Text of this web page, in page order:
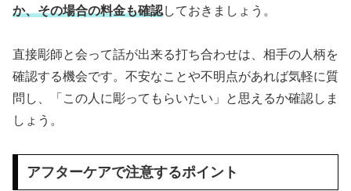
か、その場合の料金も確認しておきましょう。
直接彫師と会って話が出来る打ち合わせは、相手の人柄を
確認する機会です。不安なことや不明点があれば気軽に質
問し、「この人に彫ってもらいたい」と思えるか確認しま
しょう。
アフターケアで注意するポイント